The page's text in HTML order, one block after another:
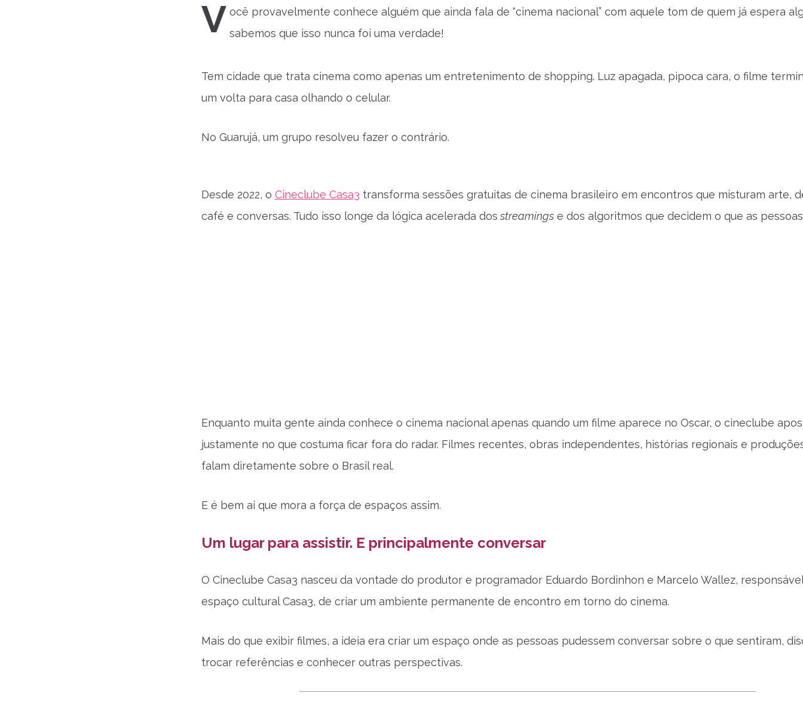
V ocê provavelmente conhece alguém que ainda fala de “cinema nacional” com aquele tom de quem já espera
sabemos que isso nunca foi uma verdade!
Tem cidade que trata cinema como apenas um entretenimento de shopping. Luz apagada, pipoca cara, o filme
um volta para casa olhando o celular.
No Guarujá, um grupo resolveu fazer o contrário.
Desde 2022, o Cineclube Casa3 transforma sessões gratuitas de cinema brasileiro em encontros que misturam arte,
café e conversas. Tudo isso longe da lógica acelerada dosstreamings e dos algoritmos que decidem o que as
Enquanto muita gente ainda conhece o cinema nacional apenas quando um filme aparece no Oscar, o cineclube
justamente no que costuma ficar fora do radar. Filmes recentes, obras independentes, histórias regionais e
falam diretamente sobre o Brasil real.
E é bem aí que mora a força de espaços assim.
Um lugar para assistir. E principalmente conversar
O Cineclube Casa3 nasceu da vontade do produtor e programador Eduardo Bordinhon e Marcelo Wallez,
espaço cultural Casa3, de criar um ambiente permanente de encontro em torno do cinema.
Mais do que exibir filmes, a ideia era criar um espaço onde as pessoas pudessem conversar sobre o que sentiram,
trocar referências e conhecer outras perspectivas.